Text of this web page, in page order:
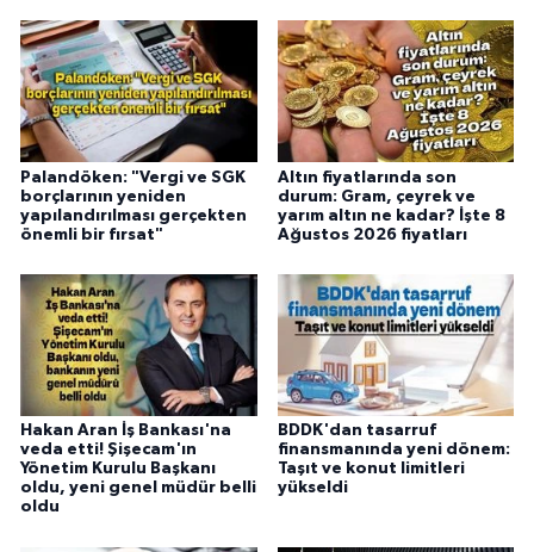
Palandöken: "Vergi ve SGK
borçlarının yeniden
yapılandırılması gerçekten
önemli bir fırsat"
Altın fiyatlarında son
durum: Gram, çeyrek ve
yarım altın ne kadar? İşte 8
Ağustos 2026 fiyatları
Hakan Aran İş Bankası'na
veda etti! Şişecam'ın
Yönetim Kurulu Başkanı
oldu, yeni genel müdür belli
oldu
BDDK'dan tasarruf
finansmanında yeni dönem:
Taşıt ve konut limitleri
yükseldi